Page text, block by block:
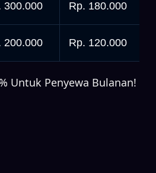
300.000 Rp. 180.000
200.000 Rp. 120.000
Untuk Penyewa Bulanan!